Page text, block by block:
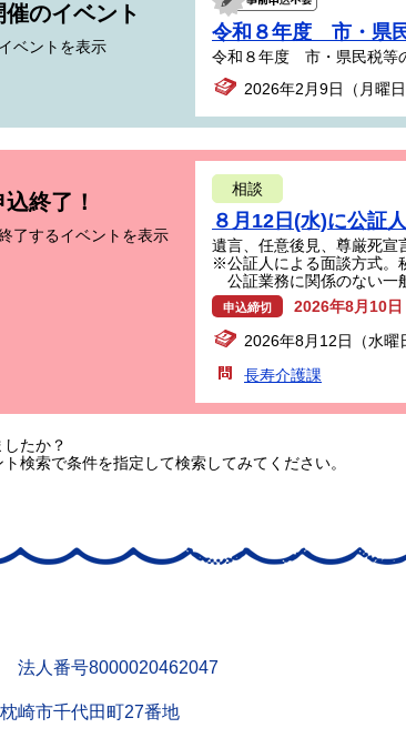
のイベント
ベントを表示
令和８年度 市・県
令和８年度 市・県民税等
2026年2月9日（月曜
終了！
了するイベントを表示
相談
８月12日(水)に公証
遺言、任意後見、尊厳死宣
※公証人による面談方式。
公証業務に関係のない一
申込締切
2026年8月10日
2026年8月12日（水曜
長寿介護課
たか？
検索で条件を指定して検索してみてください。
法人番号8000020462047
崎市千代田町27番地